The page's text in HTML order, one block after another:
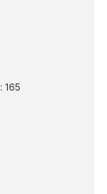
165